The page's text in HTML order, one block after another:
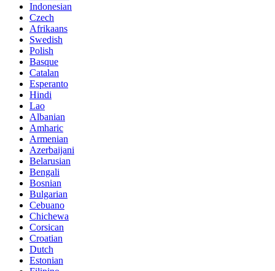
Indonesian
Czech
Afrikaans
Swedish
Polish
Basque
Catalan
Esperanto
Hindi
Lao
Albanian
Amharic
Armenian
Azerbaijani
Belarusian
Bengali
Bosnian
Bulgarian
Cebuano
Chichewa
Corsican
Croatian
Dutch
Estonian